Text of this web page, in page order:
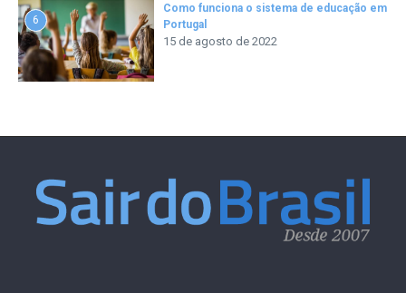
6
Como funciona o sistema de educação em
Portugal
15 de agosto de 2022